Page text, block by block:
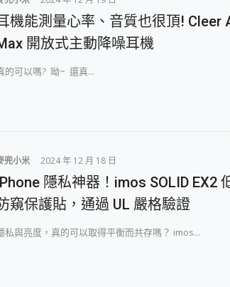
｜行動儲能救車電源】 可靠的旅行夥伴！帶
途「MSI微星 Modern MD272UPSW 27型
Aura Edition 觸控AI筆電 開箱 評測
耳機 三個設備充電一起搞定 ONPRO
」開放式耳掛耳機，無感配戴! 超穩超服貼
嘉寬頻 SoundBox 劇院串流盒 開箱 評測
費線上去聲器一鍵去除人聲 人聲 音樂分離
~~ iToolab AnyGo 魔物獵人 Now飛人 ios
一次充5個設備 充好充滿 CUKTECH 酷態科
是這麼簡單 EaseUS Data Recovery Wizard
機能測量心率、音質也很頂! Cleer
開放式主動降噪耳機
的可以嗎? 呦~ 還真...
兜小米 2024 年 12 月 18 日
隱私神器！imos SOLID EX2
窺保護貼，通過 UL 嚴格驗證
私與亮度，真的可以取得平衡而共存嗎？ imos...